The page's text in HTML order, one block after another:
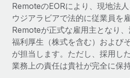
コンプライアンスリスクを先回り
デバイス管理
ITデバイスを世界規模で提供・管
法人設立
ブログ
グローバル給与処理
EORおよびPEO
契約社員管理
RemoteのEORにより、現地法
ウジアラビアで法的に従業員を
Remoteが正式な雇用主となり、
福利厚生（株式を含む）および
が担当します。ただし、採用し
業務上の責任は貴社が完全に保持